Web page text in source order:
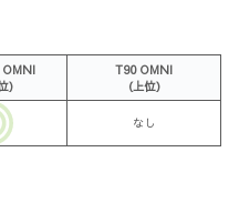
）
T90 OMNI
（上位）
なし